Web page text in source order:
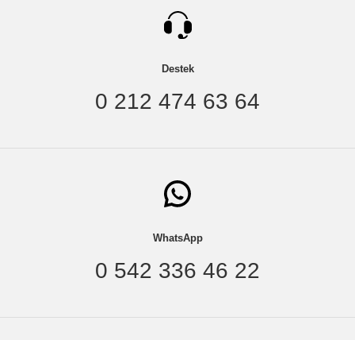
Destek
0 212 474 63 64
WhatsApp
0 542 336 46 22